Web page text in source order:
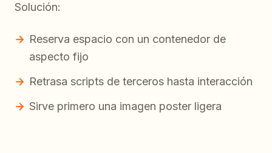
Solución:
Reserva espacio con un contenedor de
aspecto fijo
Retrasa scripts de terceros hasta interacción
Sirve primero una imagen poster ligera